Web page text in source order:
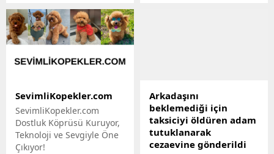
yönetimine yüklenecek.
Merkez Bankası başkanını
değiştirecek. Aynen Naci
Ağbala yaptığı gibi" dedi.
oynadığı sırada kafasına
geçirilen poşetten dolayı
boğularak hayatını
kaybetti. Olayla ilgili
soruşturma başlatıldı.
SevimliKopekler.com
SevimliKopekler.com
Dostluk Köprüsü Kuruyor,
Teknoloji ve Sevgiyle Öne
Çıkıyor!
Arkadaşını
beklemediği için
taksiciyi öldüren adam
tutuklanarak
cezaevine gönderildi